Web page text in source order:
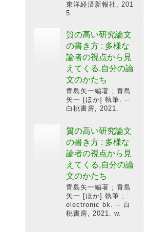
東洋経済新報社, 201
5.
質の高い研究論文
の書き方 : 多様な
論者の視点から見
えてくる,自分の論
文のかたち
青島矢一編著 ; 青島
矢一 [ほか] 執筆. --
白桃書房, 2021.
質の高い研究論文
の書き方 : 多様な
論者の視点から見
えてくる,自分の論
文のかたち
青島矢一編著 ; 青島
矢一 [ほか] 執筆 ; :
electronic bk. -- 白
桃書房, 2021. w.